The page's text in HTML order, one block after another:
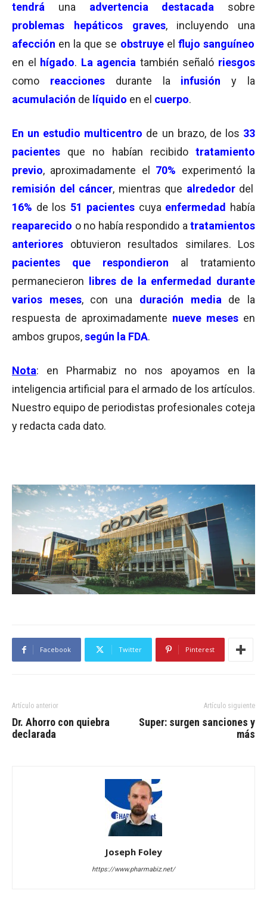
tendrá una advertencia destacada sobre
problemas hepáticos graves, incluyendo una
afección en la que se obstruye el flujo sanguíneo
en el
hígado. La agencia también señaló riesgos
como reaccionesdurante la infusióny la
acumulación de líquido en el cuerpo.
En un estudio multicentro de un brazo, de los 33
pacientes que no habían recibido tratamiento
previo, aproximadamente el 70% experimentó la
remisión del cáncer, mientras que alrededor del
16% de los 51 pacientes cuya enfermedad
había
reaparecido o no había respondido a tratamientos
anteriores obtuvieron resultados similares. Los
pacientes que respondieron al tratamiento
permanecieron libres de la enfermedad durante
varios meses, con una duración media de la
respuesta de aproximadamente nueve meses en
ambos grupos,según la FDA.
Nota: en Pharmabiz no nos apoyamos en la
inteligencia artificial para el armado de los artículos.
Nuestro equipo de periodistas profesionales coteja
y redacta cada dato.
Facebook Twitter Pinterest
Artículo anterior
Dr. Ahorro con quiebra
declarada
Artículo siguiente
Super: surgen sanciones y
más
Joseph Foley
https://www.pharmabiz.net/